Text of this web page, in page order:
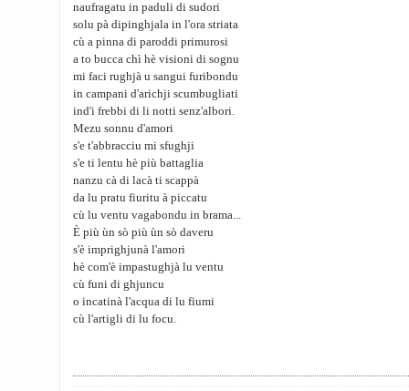
naufragatu in paduli di sudori
solu pà dipinghjala in l'ora striata
cù a pinna di paroddi primurosi
a to bucca chì hè visioni di sognu
mi faci rughjà u sangui furibondu
in campani d'arichji scumbugliati
ind'i frebbi di li notti senz'albori.
Mezu sonnu d'amori
s'e t'abbracciu mi sfughji
s'e ti lentu hè più battaglia
nanzu cà di lacà ti scappà
da lu pratu fiuritu à piccatu
cù lu ventu vagabondu in brama...
È più ùn sò più ùn sò daveru
s'è imprighjunà l'amori
hè com'è impastughjà lu ventu
cù funi di ghjuncu
o incatinà l'acqua di lu fiumi
cù l'artigli di lu focu.